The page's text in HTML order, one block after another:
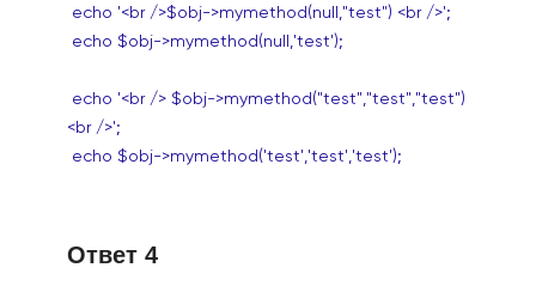
echo '<br />$obj->mymethod(null,"test") <br />';
echo $obj->mymethod(null,'test');
echo '<br /> $obj->mymethod("test","test","test")
<br />';
echo $obj->mymethod('test','test','test');
Ответ 4